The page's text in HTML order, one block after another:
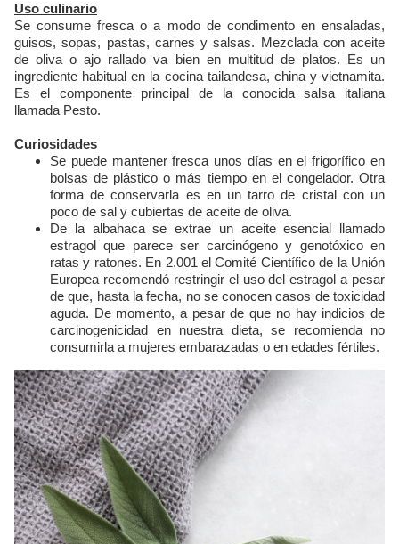
Uso culinario
Se consume fresca o a modo de condimento en ensaladas,
guisos, sopas, pastas, carnes y salsas. Mezclada con aceite
de oliva o ajo rallado va bien en multitud de platos. Es un
ingrediente habitual en la cocina tailandesa, china y vietnamita.
Es el componente principal de la conocida salsa italiana
llamada Pesto.
Curiosidades
Se puede mantener fresca unos días en el frigorífico en
bolsas de plástico o más tiempo en el congelador. Otra
forma de conservarla es en un tarro de cristal con un
poco de sal y cubiertas de aceite de oliva.
De la albahaca se extrae un aceite esencial llamado
estragol que parece ser carcinógeno y genotóxico en
ratas y ratones. En 2.001 el Comité Científico de la Unión
Europea recomendó restringir el uso del estragol a pesar
de que, hasta la fecha, no se conocen casos de toxicidad
aguda. De momento, a pesar de que no hay indicios de
carcinogenicidad en nuestra dieta, se recomienda no
consumirla a mujeres embarazadas o en edades fértiles.